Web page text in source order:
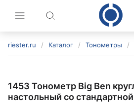
riester.ru / Каталог / Тонометры /
1453 Тонометр Big Ben
настольный со